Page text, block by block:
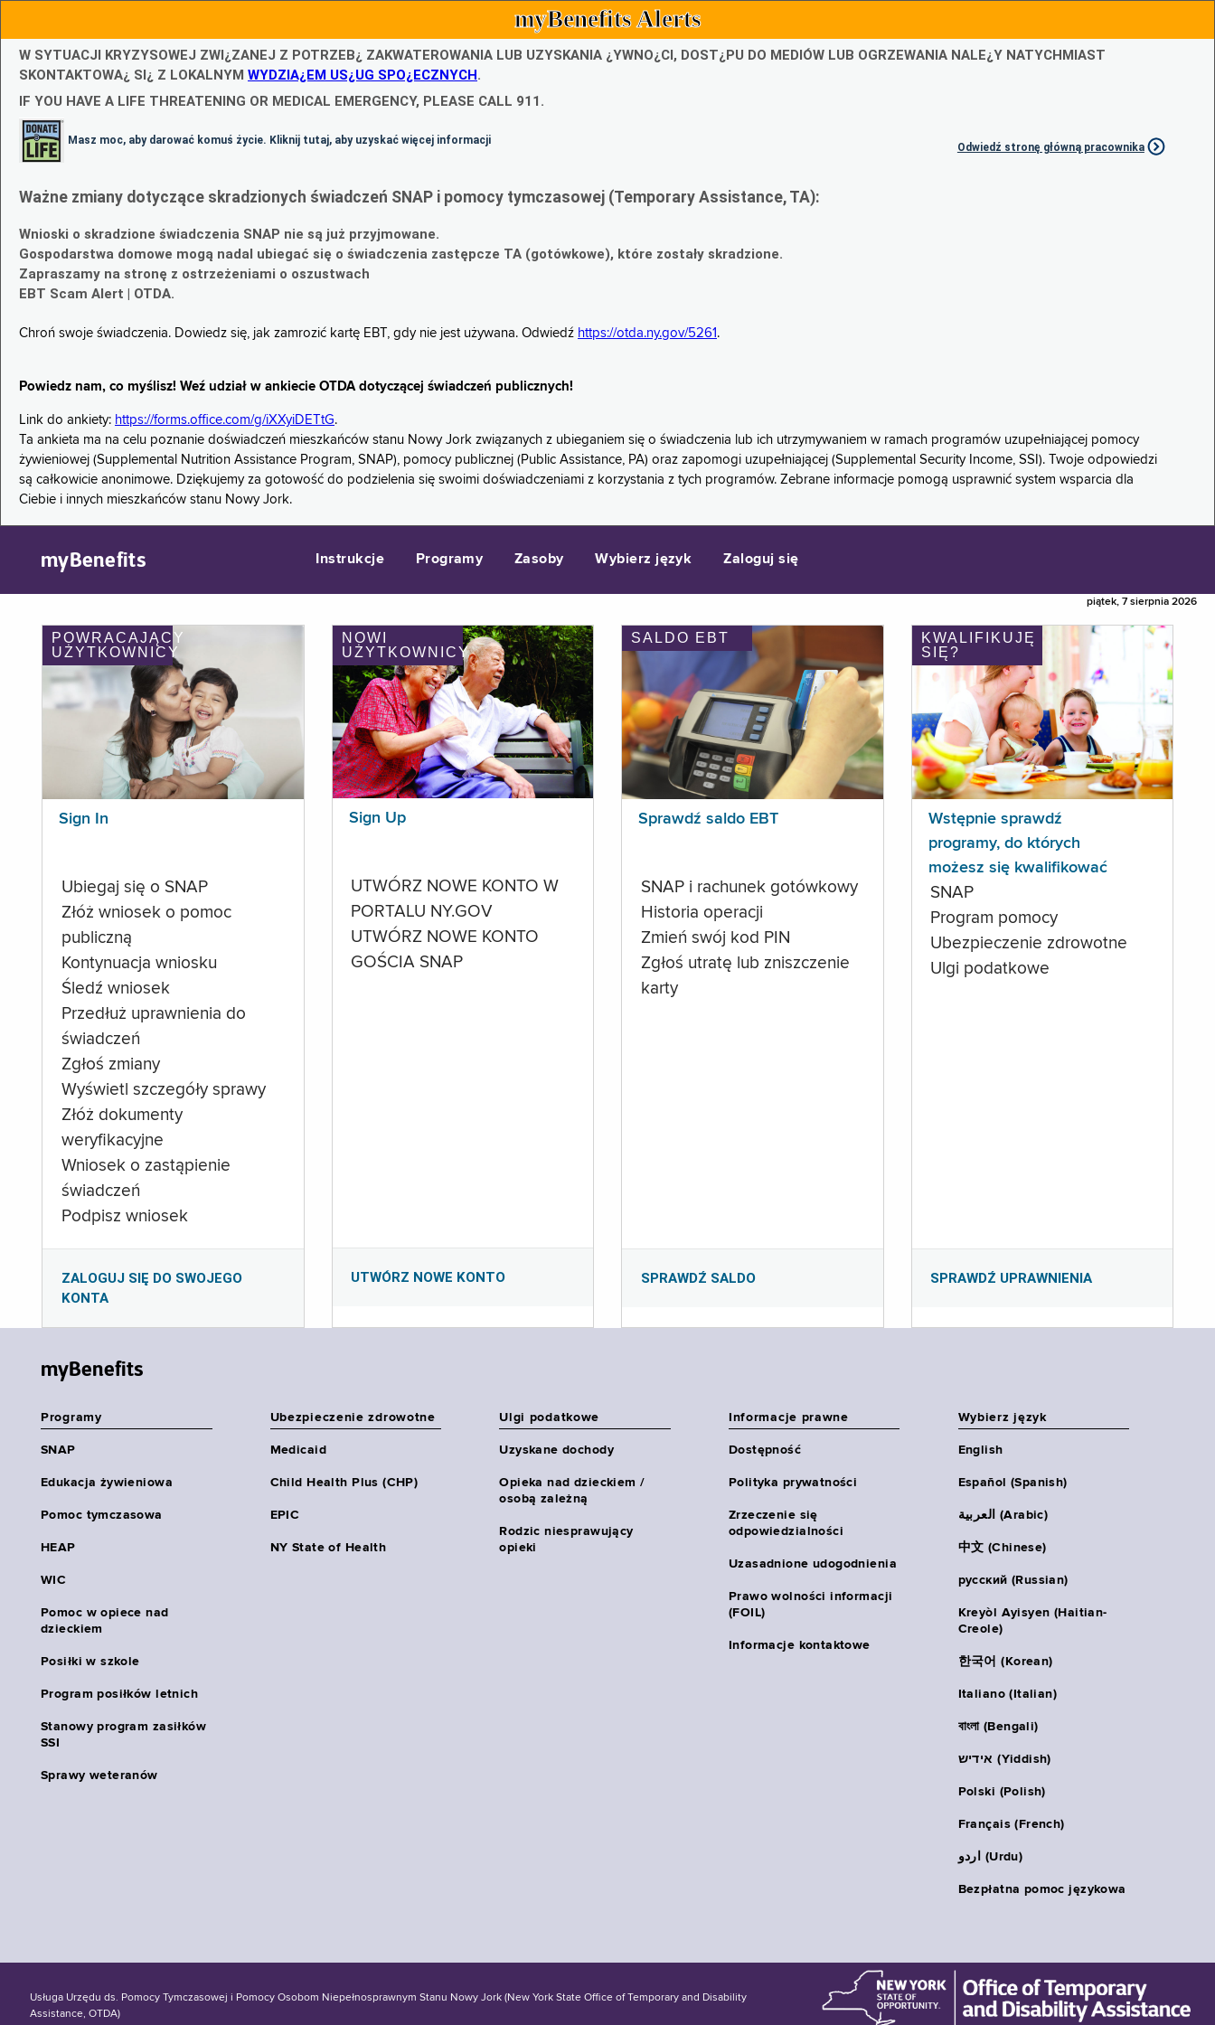
myBenefits Alerts
W SYTUACJI KRYZYSOWEJ ZWI¿ZANEJ Z POTRZEB¿ ZAKWATEROWANIA LUB UZYSKANIA ¿YWNO¿CI, DOST¿PU DO MEDIÓW LUB OGRZEWANIA NALE¿Y NATYCHMIAST
SKONTAKTOWA¿ SI¿ Z LOKALNYM WYDZIA¿EM US¿UG SPO¿ECZNYCH.
IF YOU HAVE A LIFE THREATENING OR MEDICAL EMERGENCY, PLEASE CALL 911.
Masz moc, aby darować komuś życie. Kliknij tutaj, aby uzyskać więcej informacji
Odwiedź stronę główną pracownika
Ważne zmiany dotyczące skradzionych świadczeń SNAP i pomocy tymczasowej (Temporary Assistance, TA):
Wnioski o skradzione świadczenia SNAP nie są już przyjmowane.
Gospodarstwa domowe mogą nadal ubiegać się o świadczenia zastępcze TA (gotówkowe), które zostały skradzione.
Zapraszamy na stronę z ostrzeżeniami o oszustwach
EBT Scam Alert | OTDA.
Chroń swoje świadczenia. Dowiedz się, jak zamrozić kartę EBT, gdy nie jest używana. Odwiedź https://otda.ny.gov/5261 .
Powiedz nam, co myślisz! Weź udział w ankiecie OTDA dotyczącej świadczeń publicznych!
Link do ankiety: https://forms.office.com/g/iXXyiDETtG.
Ta ankieta ma na celu poznanie doświadczeń mieszkańców stanu Nowy Jork związanych z ubieganiem się o świadczenia lub ich utrzymywaniem w ramach programów uzupełniającej pomocy
żywieniowej (Supplemental Nutrition Assistance Program, SNAP), pomocy publicznej (Public Assistance, PA) oraz zapomogi uzupełniającej (Supplemental Security Income, SSI). Twoje odpowiedzi
są całkowicie anonimowe. Dziękujemy za gotowość do podzielenia się swoimi doświadczeniami z korzystania z tych programów. Zebrane informacje pomogą usprawnić system wsparcia dla
Ciebie i innych mieszkańców stanu Nowy Jork.
myBenefits Instrukcje Programy Zasoby Wybierz język Zaloguj się
piątek, 7 sierpnia 2026
POWRACAJĄCY
UŻYTKOWNICY
Sign In
Ubiegaj się o SNAP
Złóż wniosek o pomoc
publiczną
Kontynuacja wniosku
Śledź wniosek
Przedłuż uprawnienia do
świadczeń
Zgłoś zmiany
Wyświetl szczegóły sprawy
Złóż dokumenty
weryfikacyjne
Wniosek o zastąpienie
świadczeń
Podpisz wniosek
ZALOGUJ SIĘ DO SWOJEGO
KONTA
NOWI
UŻYTKOWNICY
Sign Up
UTWÓRZ NOWE KONTO W
PORTALU NY.GOV
UTWÓRZ NOWE KONTO
GOŚCIA SNAP
UTWÓRZ NOWE KONTO
SALDO EBT
Sprawdź saldo EBT
SNAP i rachunek gotówkowy
Historia operacji
Zmień swój kod PIN
Zgłoś utratę lub zniszczenie
karty
SPRAWDŹ SALDO
KWALIFIKUJĘ
SIĘ?
Wstępnie sprawdź
programy, do których
możesz się kwalifikować
SNAP
Program pomocy
Ubezpieczenie zdrowotne
Ulgi podatkowe
SPRAWDŹ UPRAWNIENIA
myBenefits
Programy
SNAP
Edukacja żywieniowa
Pomoc tymczasowa
HEAP
WIC
Pomoc w opiece nad
dzieckiem
Posiłki w szkole
Program posiłków letnich
Stanowy program zasiłków
SSI
Sprawy weteranów
Ubezpieczenie zdrowotne
Medicaid
Child Health Plus (CHP)
EPIC
NY State of Health
Ulgi podatkowe
Uzyskane dochody
Opieka nad dzieckiem /
osobą zależną
Rodzic niesprawujący
opieki
Informacje prawne
Dostępność
Polityka prywatności
Zrzeczenie się
odpowiedzialności
Uzasadnione udogodnienia
Prawo wolności informacji
(FOIL)
Informacje kontaktowe
Wybierz język
English
Español (Spanish)
العربية (Arabic)
中文 (Chinese)
русский (Russian)
Kreyòl Ayisyen (Haitian-
Creole)
한국어 (Korean)
Italiano (Italian)
বাংলা (Bengali)
אידיש (Yiddish)
Polski (Polish)
Français (French)
اردو (Urdu)
Bezpłatna pomoc językowa
Usługa Urzędu ds. Pomocy Tymczasowej i Pomocy Osobom Niepełnosprawnym Stanu Nowy Jork (New York State Office of Temporary and Disability
Assistance, OTDA)